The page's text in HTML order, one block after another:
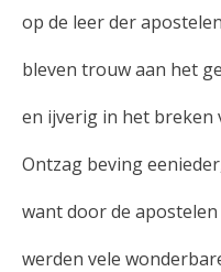
op de leer der
bleven trouw aan het
en ijverig in het breken
Ontzag beving
want door de apostelen
werden vele